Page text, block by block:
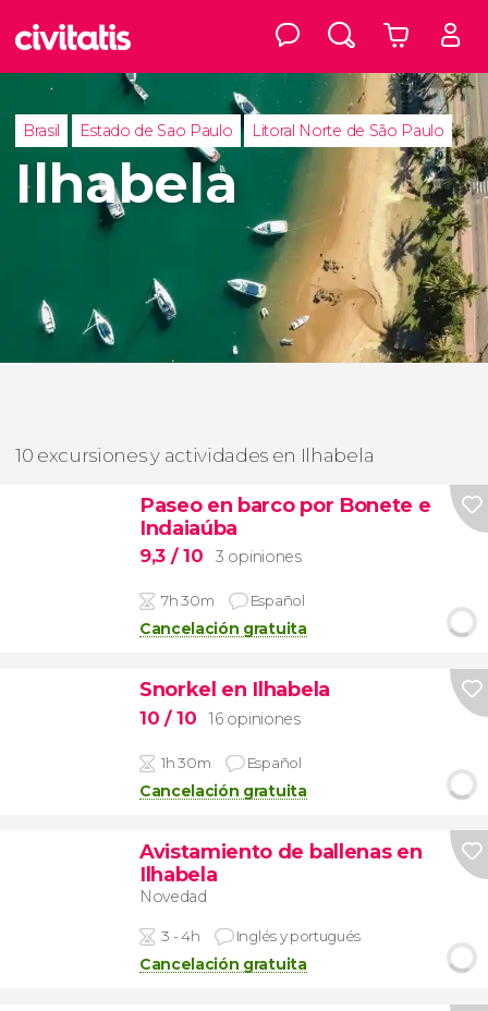
Brasil Estado de Sao Paulo Litoral Norte de São Paulo
Ilhabela
10 excursiones y actividades en Ilhabela
Paseo en barco por Bonete e
Indaiaúba
9,3 / 10 3 opiniones
7h 30m Español
Cancelación gratuita
Snorkel en Ilhabela
10 / 10 16 opiniones
1h 30m Español
Cancelación gratuita
Avistamiento de ballenas en
Ilhabela
Novedad
3 - 4h Inglés y portugués
Cancelación gratuita